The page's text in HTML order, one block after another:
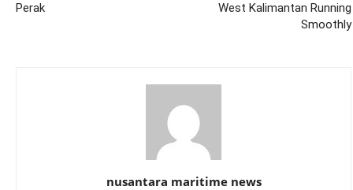
Perak
West Kalimantan Running
Smoothly
nusantara maritime news